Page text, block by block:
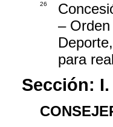
26
–
para
Sección: